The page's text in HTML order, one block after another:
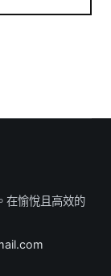
在愉悅且高效的